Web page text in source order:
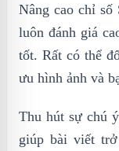
Nâng cao chỉ số
luôn đánh giá
tốt. Rất có thể
ưu hình ảnh và
Thu hút sự chú
giúp bài viết